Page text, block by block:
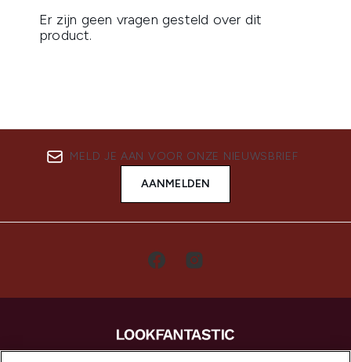
MELD JE AAN VOOR ONZE NIEUWSBRIEF
AANMELDEN